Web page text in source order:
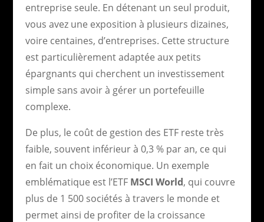
entreprise seule. En détenant un seul produit,
vous avez une exposition à plusieurs dizaines,
voire centaines, d’entreprises. Cette structure
est particulièrement adaptée aux petits
épargnants qui cherchent un investissement
simple sans avoir à gérer un portefeuille
complexe.
De plus, le coût de gestion des ETF reste très
faible, souvent inférieur à 0,3 % par an, ce qui
en fait un choix économique. Un exemple
emblématique est l’ETF MSCI World, qui couvre
plus de 1 500 sociétés à travers le monde et
permet ainsi de profiter de la croissance